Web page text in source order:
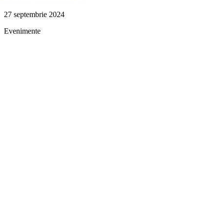
27 septembrie 2024
Evenimente